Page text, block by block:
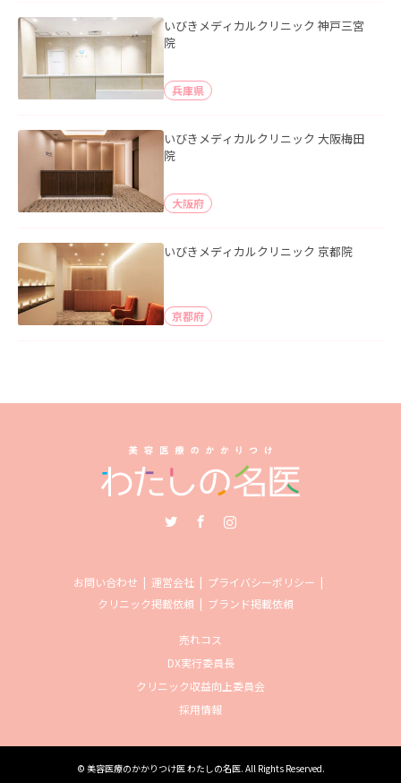
いびきメディカルクリニック 神戸三宮
院
兵庫県
いびきメディカルクリニック 大阪梅田
院
大阪府
いびきメディカルクリニック 京都院
京都府
お問い合わせ 運営会社
プライバシーポリシー
クリニック掲載依頼
ブランド掲載依頼
売れコス
DX実行委員長
クリニック収益向上委員会
採用情報
© 美容医療のかかりつけ医 わたしの名医. All Rights Reserved.